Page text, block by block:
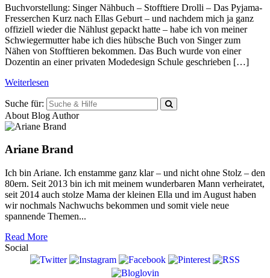
Buchvorstellung: Singer Nähbuch – Stofftiere Drolli – Das Pyjama-
Fresserchen Kurz nach Ellas Geburt – und nachdem mich ja ganz
offiziell wieder die Nählust gepackt hatte – habe ich von meiner
Schwiegermutter habe ich dies hübsche Buch von Singer zum
Nähen von Stofftieren bekommen. Das Buch wurde von einer
Dozentin an einer privaten Modedesign Schule geschrieben […]
Weiterlesen
Suche für:
About Blog Author
Ariane Brand
Ich bin Ariane. Ich enstamme ganz klar – und nicht ohne Stolz – den
80ern. Seit 2013 bin ich mit meinem wunderbaren Mann verheiratet,
seit 2014 auch stolze Mama der kleinen Ella und im August haben
wir nochmals Nachwuchs bekommen und somit viele neue
spannende Themen...
Read More
Social